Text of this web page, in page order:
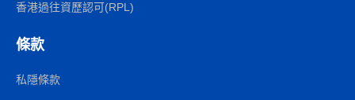
香港過往資歷認可(RPL)
條款
私隱條款